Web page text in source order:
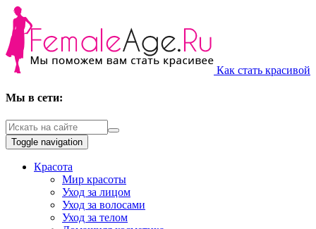
Как стать красивой
Мы в сети:
Toggle navigation
Красота
Мир красоты
Уход за лицом
Уход за волосами
Уход за телом